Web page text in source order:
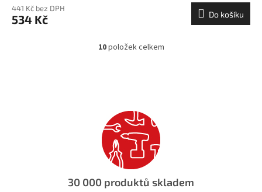
441 Kč bez DPH
534 Kč Do košíku
O
c
í
p
r
v
k
y
10položek celkem
30 000 produktů skladem